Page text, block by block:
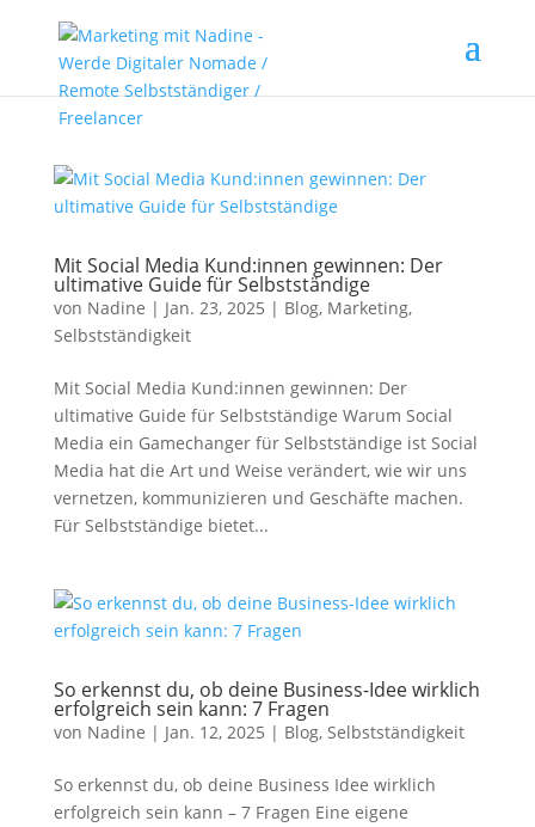
Mit Social Media Kund:innen gewinnen: Der
ultimative Guide für Selbstständige
von Nadine | Jan. 23, 2025 | Blog, Marketing,
Selbstständigkeit
Mit Social Media Kund:innen gewinnen: Der
ultimative Guide für Selbstständige Warum Social
Media ein Gamechanger für Selbstständige ist Social
Media hat die Art und Weise verändert, wie wir uns
vernetzen, kommunizieren und Geschäfte machen.
Für Selbstständige bietet...
So erkennst du, ob deine Business-Idee wirklich
erfolgreich sein kann: 7 Fragen
von Nadine | Jan. 12, 2025 | Blog, Selbstständigkeit
So erkennst du, ob deine Business Idee wirklich
erfolgreich sein kann – 7 Fragen Eine eigene